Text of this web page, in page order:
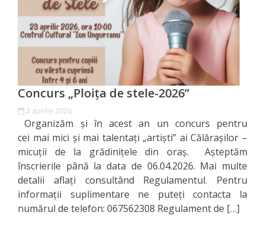
de
Colectare
a
Impozitelor
şi
Taxelor
Locale
Serviciul
Juridic
Concurs „Ploița de stele-2026”
2 aprilie 2026
Organizăm și în acest an un concurs pentru
cei mai mici și mai talentați „artiști” ai Călărașilor –
micuții de la grădinițele din oraș. Așteptăm
înscrierile până la data de 06.04.2026. Mai multe
detalii aflați consultând Regulamentul. Pentru
informații suplimentare ne puteți contacta la
numărul de telefon: 067562308 Regulament de […]